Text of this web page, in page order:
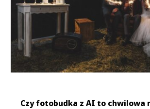
Czy fotobudka z AI to chwilowa